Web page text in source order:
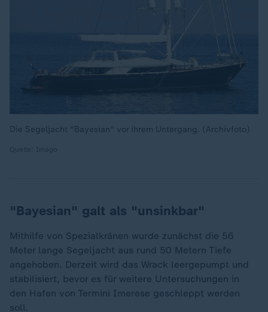
Die Segeljacht "Bayesian" vor ihrem Untergang. (Archivfoto)
"Bayesian" galt als "unsinkbar"
Mithilfe von Spezialkränen wurde zunächst die 56
Meter lange Segeljacht aus rund 50 Metern Tiefe
angehoben. Derzeit wird das Wrack leergepumpt und
stabilisiert, bevor es für weitere Untersuchungen in
den Hafen von Termini Imerese geschleppt werden
soll.